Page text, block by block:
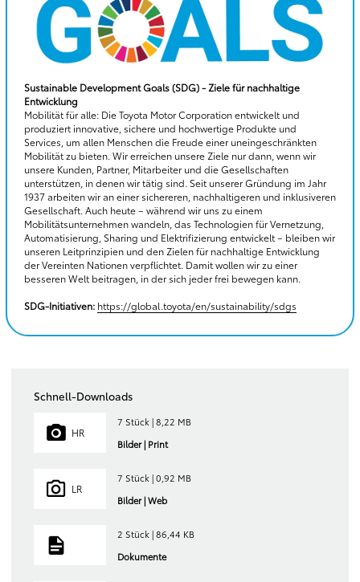
Sustainable Development Goals (SDG) - Ziele für nachhaltige
Entwicklung
Mobilität für alle: Die Toyota Motor Corporation entwickelt und
produziert innovative, sichere und hochwertige Produkte und
Services, um allen Menschen die Freude einer uneingeschränkten
Mobilität zu bieten. Wir erreichen unsere Ziele nur dann, wenn wir
unsere Kunden, Partner, Mitarbeiter und die Gesellschaften
unterstützen, in denen wir tätig sind. Seit unserer Gründung im Jahr
1937 arbeiten wir an einer sichereren, nachhaltigeren und inklusiveren
Gesellschaft. Auch heute – während wir uns zu einem
Mobilitätsunternehmen wandeln, das Technologien für Vernetzung,
Automatisierung, Sharing und Elektrifizierung entwickelt – bleiben wir
unseren Leitprinzipien und den Zielen für nachhaltige Entwicklung
der Vereinten Nationen verpflichtet. Damit wollen wir zu einer
besseren Welt beitragen, in der sich jeder frei bewegen kann.
SDG-Initiativen: https://global.toyota/en/sustainability/sdgs
Schnell-Downloads
HR
7 Stück | 8,22 MB
Bilder | Print
LR
7 Stück | 0,92 MB
Bilder | Web
2 Stück | 86,44 KB
Dokumente